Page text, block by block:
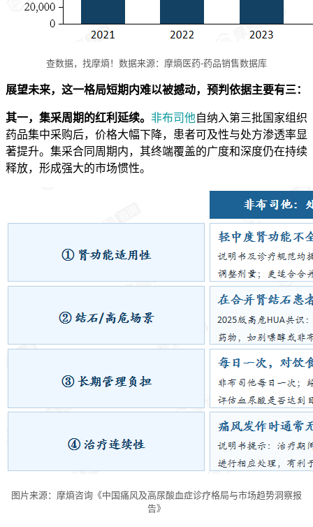
查数据，找摩熵！数据来源：摩熵医药-药品销售数据库
展望未来，这一格局短期内难以被撼动，预判依据主要有三：
其一，集采周期的红利延续。 非布司他自纳入第三批国家组织
药品集中采购后，价格大幅下降，患者可及性与处方渗透率显
著提升。集采合同周期内，其终端覆盖的广度和深度仍在持续
释放，形成强大的市场惯性。
图片来源：摩熵咨询《中国痛风及高尿酸血症诊疗格局与市场趋势洞察报
告》